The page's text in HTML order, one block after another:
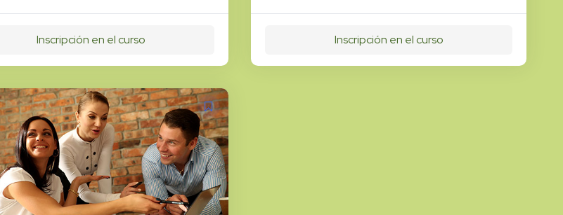
Inscripción en el curso Inscripción en el curso